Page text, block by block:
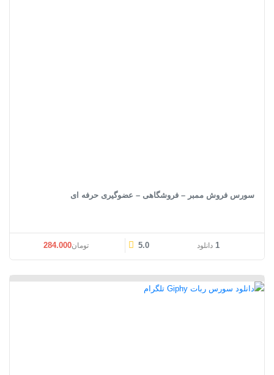
سورس فروش ممبر – فروشگاهی – عضوگیری حرفه ای
1 دانلود 5.0 قیمت اصلی: تومان284.000 بود.
تومان284.000قیمت فعلی: